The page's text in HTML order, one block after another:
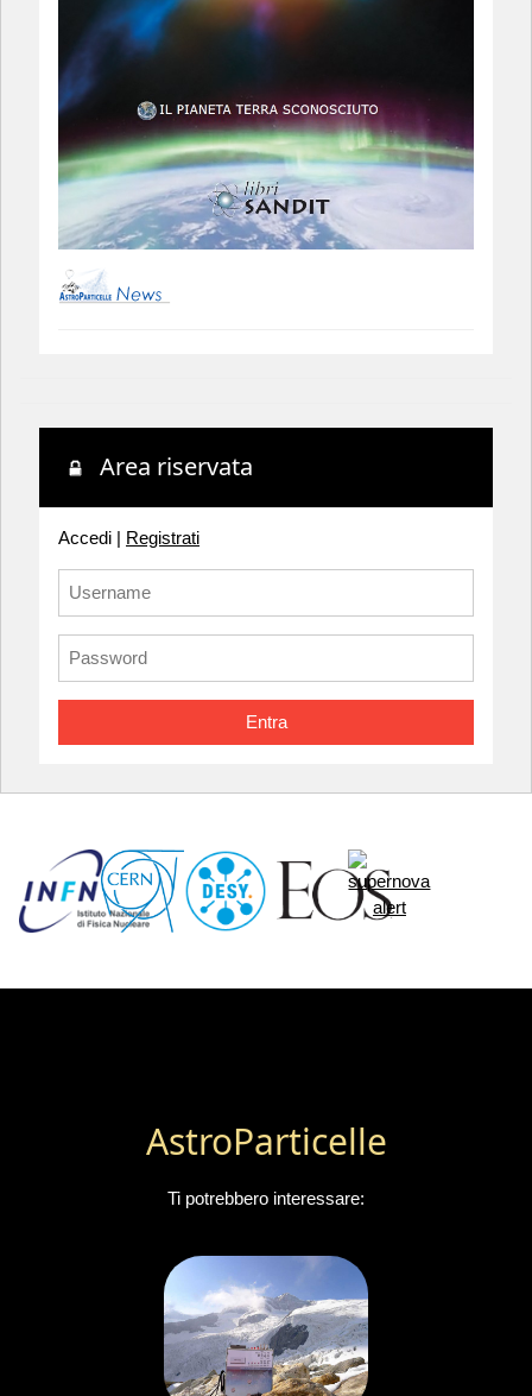
Area riservata
Accedi | Registrati
Entra
AstroParticelle
Ti potrebbero interessare: